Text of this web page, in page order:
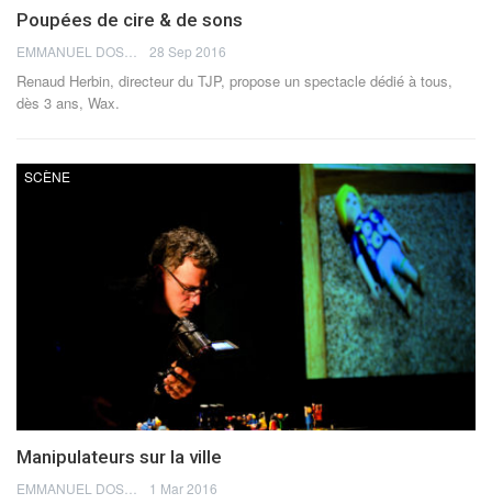
Poupées de cire & de sons
EMMANUEL DOSDA 28 Sep 2016
Renaud Herbin, directeur du TJP, propose un spectacle dédié à tous,
dès 3 ans, Wax.
SCÈNE
Manipulateurs sur la ville
1 Mar 2016